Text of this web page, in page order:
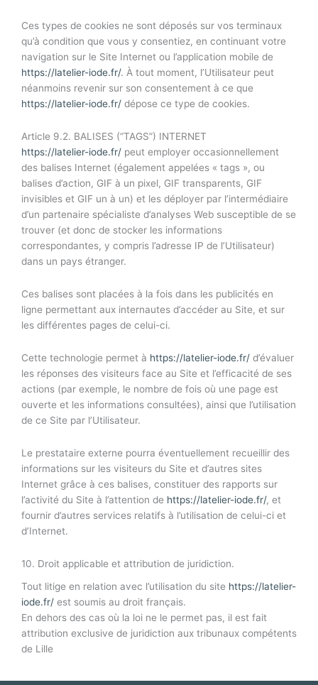
Ces types de cookies ne sont déposés sur vos terminaux
qu’à condition que vous y consentiez, en continuant votre
navigation sur le Site Internet ou l’application mobile de
https://latelier-iode.fr/. À tout moment, l’Utilisateur peut
néanmoins revenir sur son consentement à ce que
https://latelier-iode.fr/ dépose ce type de cookies.
Article 9.2. BALISES (“TAGS”) INTERNET
https://latelier-iode.fr/ peut employer occasionnellement
des balises Internet (également appelées « tags », ou
balises d’action, GIF à un pixel, GIF transparents, GIF
invisibles et GIF un à un) et les déployer par l’intermédiaire
d’un partenaire spécialiste d’analyses Web susceptible de se
trouver (et donc de stocker les informations
correspondantes, y compris l’adresse IP de l’Utilisateur)
dans un pays étranger.
Ces balises sont placées à la fois dans les publicités en
ligne permettant aux internautes d’accéder au Site, et sur
les différentes pages de celui-ci.
Cette technologie permet à https://latelier-iode.fr/ d’évaluer
les réponses des visiteurs face au Site et l’efficacité de ses
actions (par exemple, le nombre de fois où une page est
ouverte et les informations consultées), ainsi que l’utilisation
de ce Site par l’Utilisateur.
Le prestataire externe pourra éventuellement recueillir des
informations sur les visiteurs du Site et d’autres sites
Internet grâce à ces balises, constituer des rapports sur
l’activité du Site à l’attention de https://latelier-iode.fr/, et
fournir d’autres services relatifs à l’utilisation de celui-ci et
d’Internet.
10. Droit applicable et attribution de juridiction.
Tout litige en relation avec l’utilisation du site https://latelier-
iode.fr/ est soumis au droit français.
En dehors des cas où la loi ne le permet pas, il est fait
attribution exclusive de juridiction aux tribunaux compétents
de Lille